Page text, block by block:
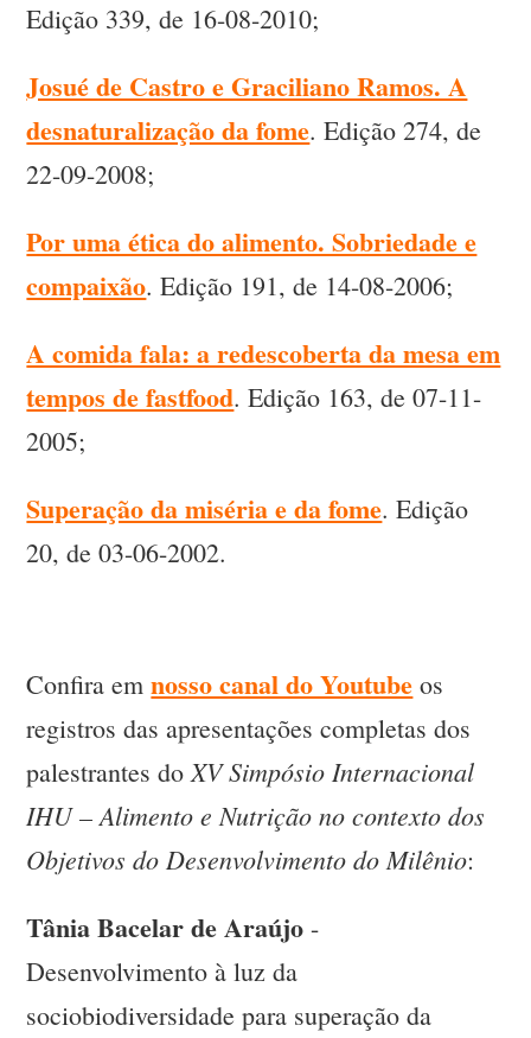
Edição 339, de 16-08-2010;
Josué de Castro e Graciliano Ramos. A
desnaturalização da fome. Edição 274, de
22-09-2008;
Por uma ética do alimento. Sobriedade e
compaixão. Edição 191, de 14-08-2006;
A comida fala: a redescoberta da mesa em
tempos de fastfood. Edição 163, de 07-11-
2005;
Superação da miséria e da fome. Edição
20, de 03-06-2002.
Confira emnosso canal do Youtube os
registros das apresentações completas dos
palestrantes doXV Simpósio Internacional
IHU – Alimento e Nutrição no contexto dos
Objetivos do Desenvolvimento do Milênio:
Tânia Bacelar de Araújo -
Desenvolvimento à luz da
sociobiodiversidade para superação da